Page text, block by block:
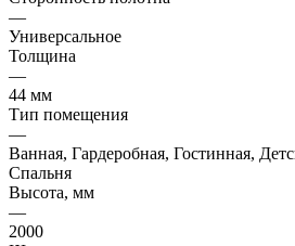
—
Универсальное
Толщина
—
44 мм
Тип помещения
—
Ванная, Гардеробная, Гостинная,
Спальня
Высота, мм
—
2000